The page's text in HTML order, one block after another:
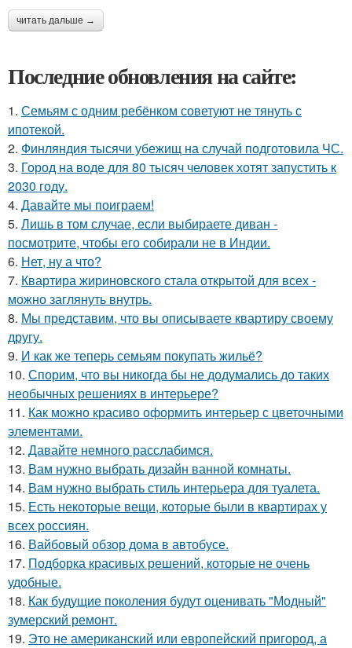
читать дальше →
Последние обновления на сайте:
1. Семьям с одним ребёнком советуют не тянуть с
ипотекой.
2. Финляндия тысячи убежищ на случай подготовила ЧС.
3. Город на воде для 80 тысяч человек хотят запустить к
2030 году.
4. Давайте мы поиграем!
5. Лишь в том случае, если выбираете диван -
посмотрите, чтобы его собирали не в Индии.
6. Нет, ну а что?
7. Квартира жириновского стала открытой для всех -
можно заглянуть внутрь.
8. Мы представим, что вы описываете квартиру своему
другу.
9. И как же теперь семьям покупать жильё?
10. Спорим, что вы никогда бы не додумались до таких
необычных решениях в интерьере?
11. Как можно красиво оформить интерьер с цветочными
элементами.
12. Давайте немного расслабимся.
13. Вам нужно выбрать дизайн ванной комнаты.
14. Вам нужно выбрать стиль интерьера для туалета.
15. Есть некоторые вещи, которые были в квартирах у
всех россиян.
16. Вайбовый обзор дома в автобусе.
17. Подборка красивых решений, которые не очень
удобные.
18. Как будущие поколения будут оценивать "Модный"
зумерский ремонт.
19. Это не американский или европейский пригород, а